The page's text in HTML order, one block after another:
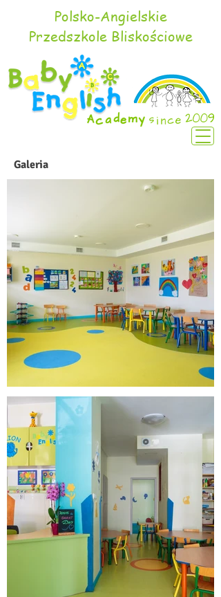
Polsko-Angielskie
Przedszkole Bliskościowe
Galeria